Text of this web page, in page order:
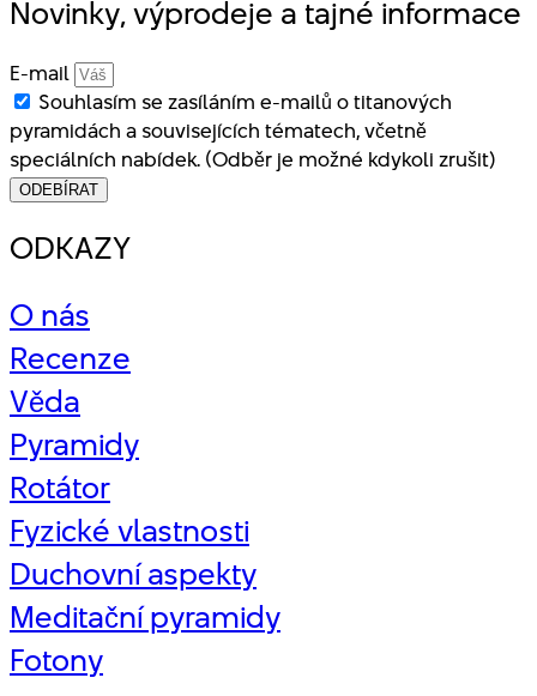
Novinky, výprodeje a tajné informace
E-mail
Souhlasím se zasíláním e-mailů o titanových
pyramidách a souvisejících tématech, včetně
speciálních nabídek. (Odběr je možné kdykoli zrušit)
ODEBÍRAT
ODKAZY
O nás
Recenze
Věda
Pyramidy
Rotátor
Fyzické vlastnosti
Duchovní aspekty
Meditační pyramidy
Fotony